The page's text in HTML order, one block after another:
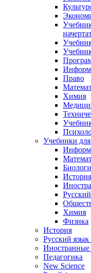
Право
Химия
Учебники
История
Химия
Физика
История
Русский язык
Иностранные
Педагогика
New Science